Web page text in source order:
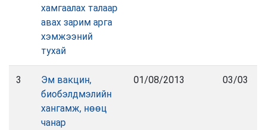
хамгаалах талаар
авах зарим арга
хэмжээний
тухай
3
Эм вакцин,
биобэлдмэлийн
хангамж, нөөц
чанар
01/08/2013 03/03